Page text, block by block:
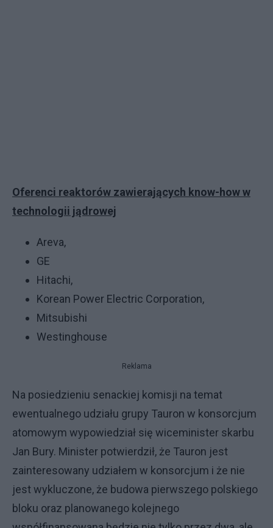
Oferenci reaktorów zawierających know-how w
technologii jądrowej
Areva,
GE
Hitachi,
Korean Power Electric Corporation,
Mitsubishi
Westinghouse
Reklama
Na posiedzieniu senackiej komisji na temat
ewentualnego udziału grupy Tauron w konsorcjum
atomowym wypowiedział się wiceminister skarbu
Jan Bury. Minister potwierdził, że Tauron jest
zainteresowany udziałem w konsorcjum i że nie
jest wykluczone, że budowa pierwszego polskiego
bloku oraz planowanego kolejnego